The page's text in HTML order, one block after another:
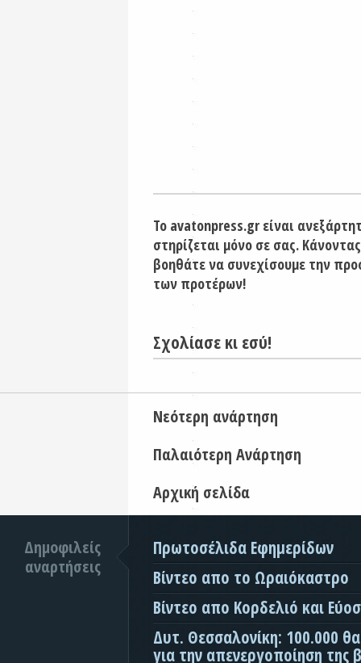
Το avatonpress.gr είναι
στηρίζεται μόνο σε σας.
βοηθάτε να συνεχίσουμε την
των προτέρων!
Σχολίασε κι εσύ!
Νεότερη ανάρτηση
Παλαιότερη Ανάρτηση
Αρχική σελίδα
Δημοφιλείς
αναρτήσεις
Πρωτοσέλιδα Εφημερίδων
Βίντεο απο το Ωραιόκαστρο
Βίντεο απο Κορδελιό και
Δυτ. Θεσσαλονίκη: 100.000
για την απενεργοποίηση της